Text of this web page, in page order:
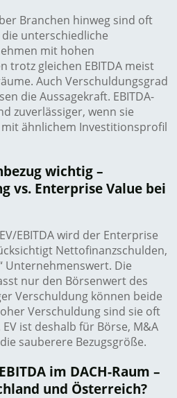
Branchen hinweg sind oft
unterschiedliche
mit hohen
trotz gleichen EBITDA meist
Auch Verschuldungsgrad
die Aussagekraft. EBITDA-
zuverlässiger, wenn sie
ähnlichem Investitionsprofil
wichtig –
vs. Enterprise Value bei
EBITDA wird der Enterprise
Nettofinanzschulden,
Unternehmenswert. Die
nur den Börsenwert des
Verschuldung können beide
Verschuldung sind sie oft
ist deshalb für Börse, M&A
sauberere Bezugsgröße.
im DACH-Raum –
und Österreich?